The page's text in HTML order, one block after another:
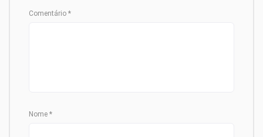
Comentário *
Nome *